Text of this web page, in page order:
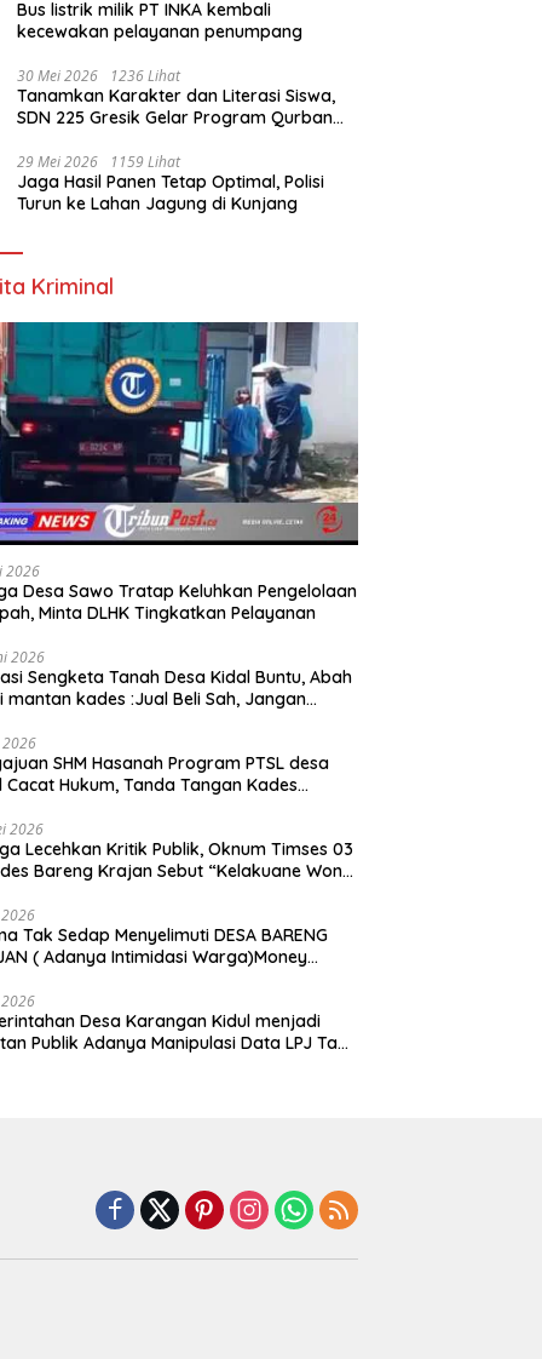
Bus listrik milik PT INKA kembali
kecewakan pelayanan penumpang
30 Mei 2026 1236 Lihat
Tanamkan Karakter dan Literasi Siswa,
SDN 225 Gresik Gelar Program Qurban
29 Mei 2026 1159 Lihat
Jaga Hasil Panen Tetap Optimal, Polisi
Turun ke Lahan Jagung di Kunjang
Kriminal
2026
Desa Sawo Tratap Keluhkan Pengelolaan
Minta DLHK Tingkatkan Pelayanan
2026
Sengketa Tanah Desa Kidal Buntu, Abah
mantan kades :Jual Beli Sah, Jangan
Hak Warga.
2026
SHM Hasanah Program PTSL desa
Cacat Hukum, Tanda Tangan Kades
2026
Lecehkan Kritik Publik, Oknum Timses 03
Bareng Krajan Sebut “Kelakuane Wong
Tak Sedap Menyelimuti DESA BARENG
( Adanya Intimidasi Warga)Money
Desa Karangan Kidul menjadi
Publik Adanya Manipulasi Data LPJ Ta